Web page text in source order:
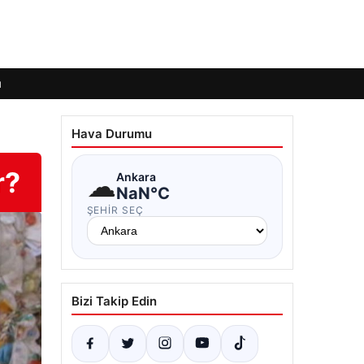
Hava Durumu
☁Ankara
NaN°C
ŞEHIR SEÇ
Bizi Takip Edin